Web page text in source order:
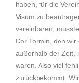
haben, für die
Visum zu
vereinbaren,
Der Termin, den
außerhalb der Zeit,
waren. Also viel
zurückbekommt.